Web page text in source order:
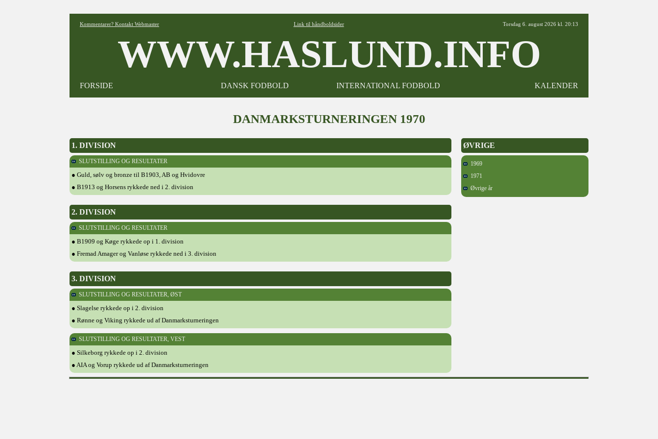
Kommentarer? Kontakt Webmaster Link til håndboldsider Torsdag 6. august 2026 kl. 20:13
WWW.HASLUND.INFO
FORSIDE DANSK FODBOLD INTERNATIONAL FODBOLD KALENDER
DANMARKSTURNERINGEN 1970
1. DIVISION
SLUTSTILLING OG RESULTATER
● Guld, sølv og bronze til B1903, AB og Hvidovre
● B1913 og Horsens rykkede ned i 2. division
2. DIVISION
SLUTSTILLING OG RESULTATER
● B1909 og Køge rykkede op i 1. division
● Fremad Amager og Vanløse rykkede ned i 3. division
3. DIVISION
SLUTSTILLING OG RESULTATER, ØST
● Slagelse rykkede op i 2. division
● Rønne og Viking rykkede ud af Danmarksturneringen
SLUTSTILLING OG RESULTATER, VEST
● Silkeborg rykkede op i 2. division
● AIA og Vorup rykkede ud af Danmarksturneringen
ØVRIGE
1969
1971
Øvrige år